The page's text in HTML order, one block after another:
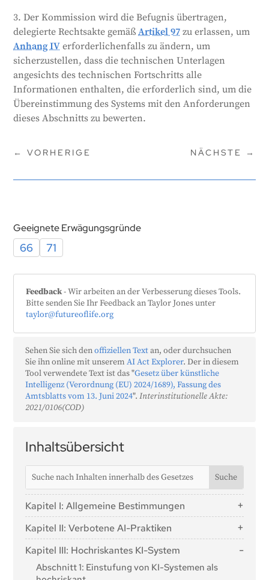
Inhaltsübersicht
Kapitel I: Allgemeine Bestimmungen
Artikel 1: Gegenstand
Artikel 2: Anwendungsbereich
Artikel 3: Begriffsbestimmungen
Artikel 4: KI-Kompetenz
Kapitel II: Verbotene AI-Praktiken
Artikel 5: Verbotene AI-Praktiken
Kapitel III: Hochriskantes KI-System
Abschnitt 1: Einstufung von KI-Systemen als
3. Der Kommission wird die Befugnis übertragen,
delegierte Rechtsakte gemäßArtikel 97 zu erlassen, um
Anhang IV erforderlichenfalls zu ändern, um
sicherzustellen, dass die technischen Unterlagen
angesichts des technischen Fortschritts alle
Informationen enthalten, die erforderlich sind, um die
Übereinstimmung des Systems mit den Anforderungen
dieses Abschnitts zu bewerten.
←VORHERIGE NÄCHSTE →
Geeignete Erwägungsgründe
66 71
Feedback- Wir arbeiten an der Verbesserung dieses Tools.
Bitte senden Sie Ihr Feedback an Taylor Jones unter
taylor@futureoflife.org
Sehen Sie sich denoffiziellen Textan, oder durchsuchen
Sie ihn online mit unseremAI Act Explorer. Der in diesem
Tool verwendete Text ist das "Gesetz über künstliche
Intelligenz (Verordnung (EU) 2024/1689), Fassung des
Amtsblatts vom 13. Juni 2024".Interinstitutionelle Akte:
2021/0106(COD)